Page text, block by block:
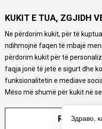
Pyetjet
Ne bëjmë çmos që të
të produkteve tona,
mund të garantojmë që
gabime. Të gjitha produktet
kjo nuk do të thotë se
KUKIT E TUA, ZGJIDH
Ne përdorim kukit, për të
ndihmojnë faqen të mbajë
përdorim kukit për të
faqja jonë të jetë e sigurt dhe
funksionalitetin e mediave
Mëso më shumë për kukit në
Здраво,